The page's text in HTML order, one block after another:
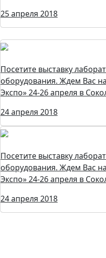
25 апреля 2018
Посетите выставку
оборудования. Ждем Вас
Экспо» 24-26 апреля в
24 апреля 2018
Посетите выставку
оборудования. Ждем Вас
Экспо» 24-26 апреля в
24 апреля 2018